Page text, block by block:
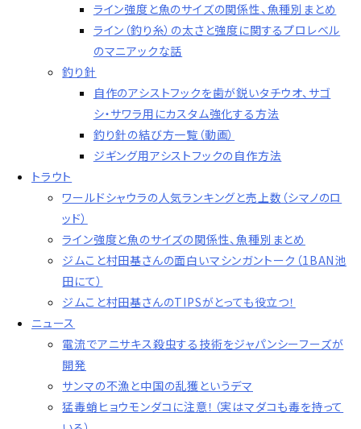
ライン強度と魚のサイズの関係性、魚種別まとめ
ライン（釣り糸）の太さと強度に関するプロレベル
のマニアックな話
釣り針
自作のアシストフックを歯が鋭いタチウオ、サゴ
シ・サワラ用にカスタム強化する方法
釣り針の結び方一覧（動画）
ジギング用アシストフックの自作方法
トラウト
ワールドシャウラの人気ランキングと売上数（シマノのロ
ッド）
ライン強度と魚のサイズの関係性、魚種別まとめ
ジムこと村田基さんの面白いマシンガントーク（1BAN池
田にて）
ジムこと村田基さんのTIPSがとっても役立つ！
ニュース
電流でアニサキス殺虫する技術をジャパンシーフーズが
開発
サンマの不漁と中国の乱獲というデマ
猛毒蛸ヒョウモンダコに注意！（実はマダコも毒を持って